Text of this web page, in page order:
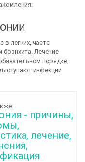
в легких, часто
бронхита. Лечение
порядке,
инфекции
- причины,
лечение,